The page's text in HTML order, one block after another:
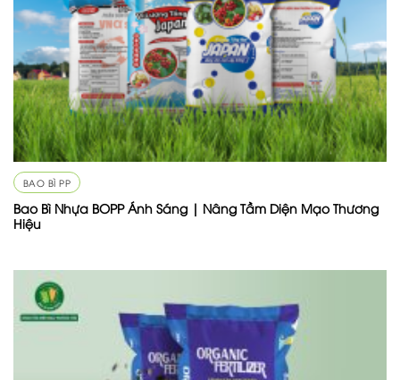
BAO BÌ PP
Bao Bì Nhựa BOPP Ánh Sáng | Nâng Tầm Diện Mạo Thương
Hiệu